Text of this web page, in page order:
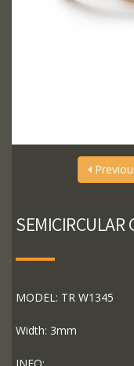
SEMICIRCULAR
MODEL: TR W1345
Width: 3mm